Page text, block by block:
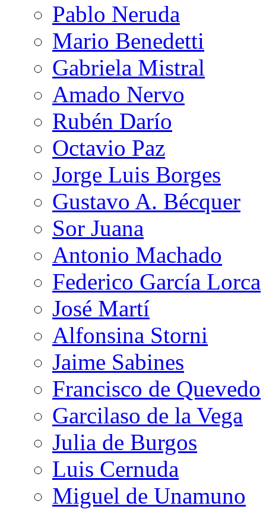
Pablo Neruda
Mario Benedetti
Gabriela Mistral
Amado Nervo
Rubén Darío
Octavio Paz
Jorge Luis Borges
Gustavo A. Bécquer
Sor Juana
Antonio Machado
Federico García Lorca
José Martí
Alfonsina Storni
Jaime Sabines
Francisco de Quevedo
Garcilaso de la Vega
Julia de Burgos
Luis Cernuda
Miguel de Unamuno